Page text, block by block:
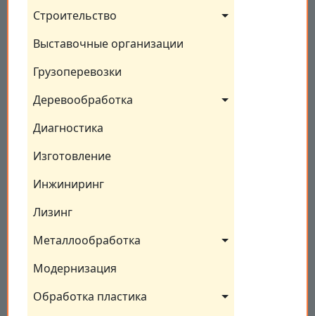
Строительство
Выставочные организации
Грузоперевозки
Деревообработка
Диагностика
Изготовление
Инжиниринг
Лизинг
Металлообработка
Модернизация
Обработка пластика